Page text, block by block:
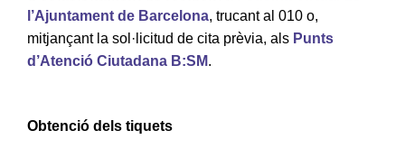
l’Ajuntament de Barcelona, trucant al 010 o,
mitjançant la sol·licitud de cita prèvia, als Punts
d’Atenció Ciutadana B:SM.
Obtenció dels tiquets